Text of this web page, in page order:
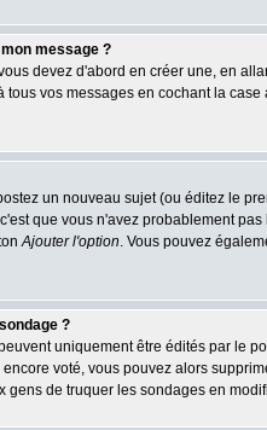
message ?
devez d'abord en créer une, en
vos messages en cochant la
un nouveau sujet (ou éditez le
que vous n'avez probablement
Ajouter l'option. Vous pouvez
?
uniquement être édités par le
voté, vous pouvez alors
gens de truquer les sondages en